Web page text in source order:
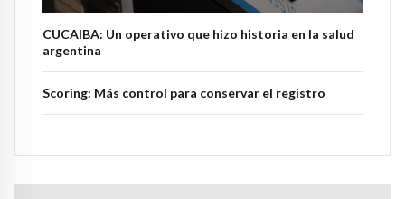
CUCAIBA: Un operativo que hizo historia en la salud
argentina
Scoring: Más control para conservar el registro